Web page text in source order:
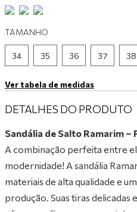
TAMANHO
34 35 36 37 38
Ver tabela de medidas
DETALHES DO PRODUTO
Sandália de Salto Ramarim –
A combinação perfeita entre
modernidade! A sandália
materiais de alta qualidade e
produção. Suas tiras delicadas
9º
tênis branco
10º tênis preto